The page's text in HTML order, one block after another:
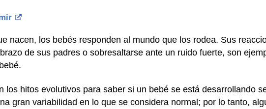
nacen, los bebés responden al mundo que los rodea. Sus
de sus padres o sobresaltarse ante un ruido fuerte, son
los hitos evolutivos para saber si un bebé se está desarrollando
gran variabilidad en lo que se considera normal; por lo tanto,